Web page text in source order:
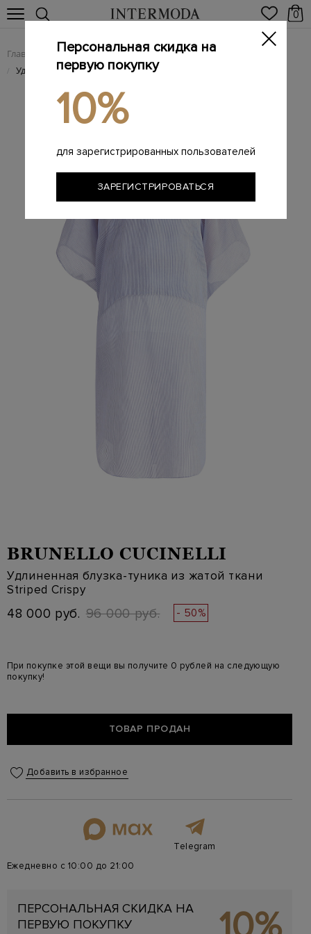
0
Главная Женщинам / Женская одежда / Женские блузы
/ Удлиненная блузка-туника из жатой ткани Striped Crispy
BRUNELLO CUCINELLI
Удлиненная блузка-туника из жатой ткани
Striped Crispy
48 000 руб. 96 000 руб. - 50%
При покупке этой вещи вы получите 0 рублей на следующую
покупку!
ТОВАР ПРОДАН
Добавить в избранное
Telegram
Ежедневно с 10:00 до 21:00
ПЕРСОНАЛЬНАЯ СКИДКА НА
ПЕРВУЮ ПОКУПКУ
Персональная скидка на
первую покупку
10%
для зарегистрированных пользователей
ЗАРЕГИСТРИРОВАТЬСЯ